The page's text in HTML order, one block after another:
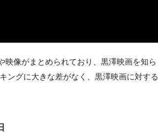
映像がまとめられており、黒澤映画を知ら
ングに大きな差がなく、黒澤映画に対する